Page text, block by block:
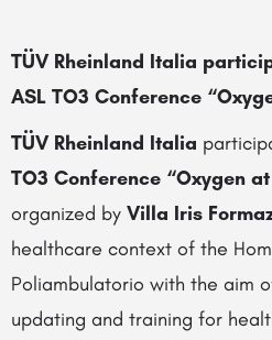
TÜV Rheinland Italia
ASL TO3 Conference
TÜV Rheinland Italia
TO3 Conference “Oxygen
organized by Villa Iris
healthcare context of the
Poliambulatorio with the aim
updating and training for